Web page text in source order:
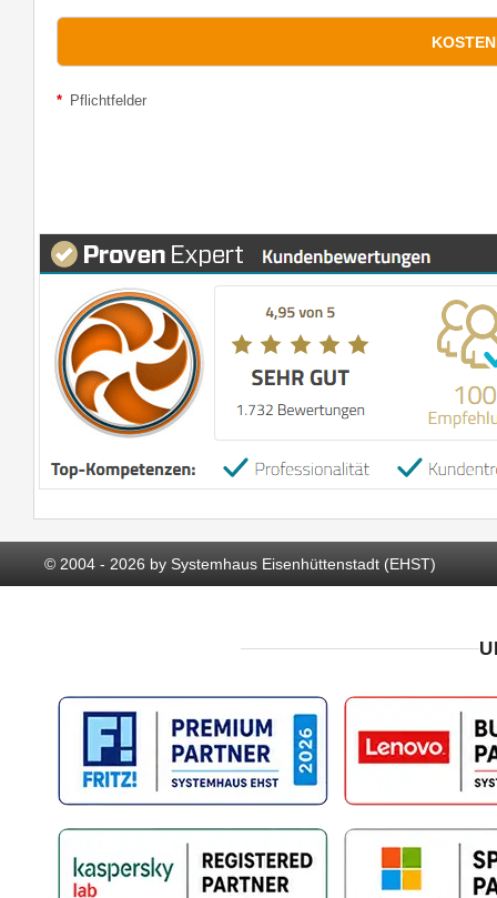
* Pflichtfelder
© 2004 - 2026 by Systemhaus Eisenhüttenstadt (EHST)